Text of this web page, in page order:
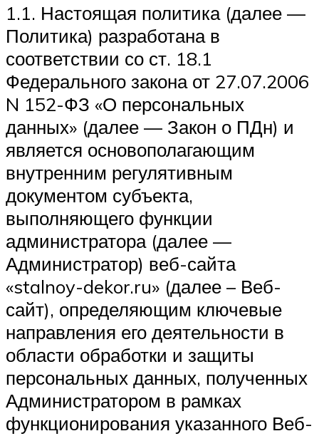
1.1. Настоящая политика (далее —
Политика) разработана в
соответствии со ст. 18.1
Федерального закона от 27.07.2006
N 152-ФЗ «О персональных
данных» (далее — Закон о ПДн) и
является основополагающим
внутренним регулятивным
документом субъекта,
выполняющего функции
администратора (далее —
Администратор) веб-сайта
«stalnoy-dekor.ru» (далее – Веб-
сайт), определяющим ключевые
направления его деятельности в
области обработки и защиты
персональных данных, полученных
Администратором в рамках
функционирования указанного Веб-